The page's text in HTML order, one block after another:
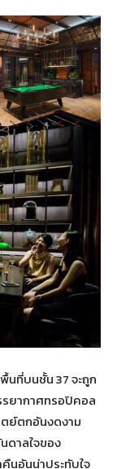
พื้นที่บนชั้น 37 จะถูก
ยากาศทรอปิคอล
ย์ตกอันงดงาม
ดาลใจของ
นอันน่าประทับใจ